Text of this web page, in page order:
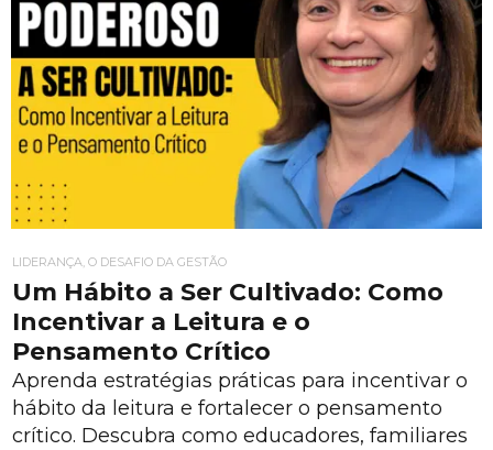
LIDERANÇA, O DESAFIO DA GESTÃO
Um Hábito a Ser Cultivado: Como
Incentivar a Leitura e o
Pensamento Crítico
Aprenda estratégias práticas para incentivar o
hábito da leitura e fortalecer o pensamento
crítico. Descubra como educadores, familiares